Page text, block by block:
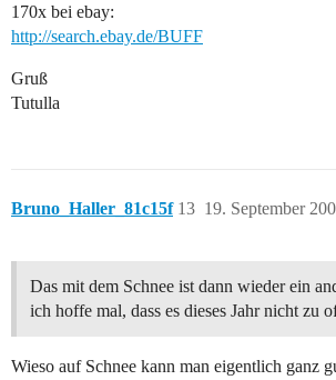
170x bei ebay:
http://search.ebay.de/BUFF
Gruß
Tutulla
Bruno_Haller_81c15f 19. September
13
Das mit dem Schnee ist dann wieder ein
ich hoffe mal, dass es dieses Jahr nicht zu
Wieso auf Schnee kann man eigentlich ganz